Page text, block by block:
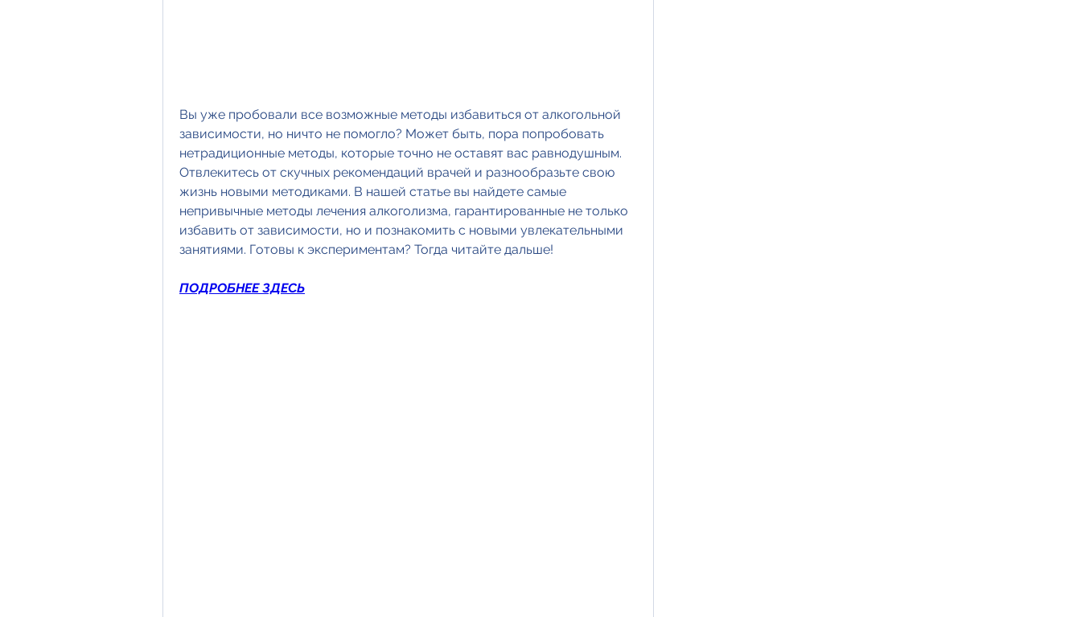
Вы уже пробовали все возможные методы избавиться от алкогольной
зависимости, но ничто не помогло? Может быть, пора попробовать
нетрадиционные методы, которые точно не оставят вас равнодушным.
Отвлекитесь от скучных рекомендаций врачей и разнообразьте свою
жизнь новыми методиками. В нашей статье вы найдете самые
непривычные методы лечения алкоголизма, гарантированные не только
избавить от зависимости, но и познакомить с новыми увлекательными
занятиями. Готовы к экспериментам? Тогда читайте дальше!
ПОДРОБНЕЕ ЗДЕСЬ